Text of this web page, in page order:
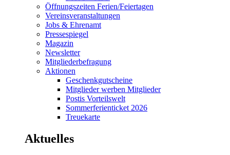
Öffnungszeiten Ferien/Feiertagen
Vereinsveranstaltungen
Jobs & Ehrenamt
Pressespiegel
Magazin
Newsletter
Mitgliederbefragung
Aktionen
Geschenkgutscheine
Mitglieder werben Mitglieder
Postis Vorteilswelt
Sommerferienticket 2026
Treuekarte
Aktuelles